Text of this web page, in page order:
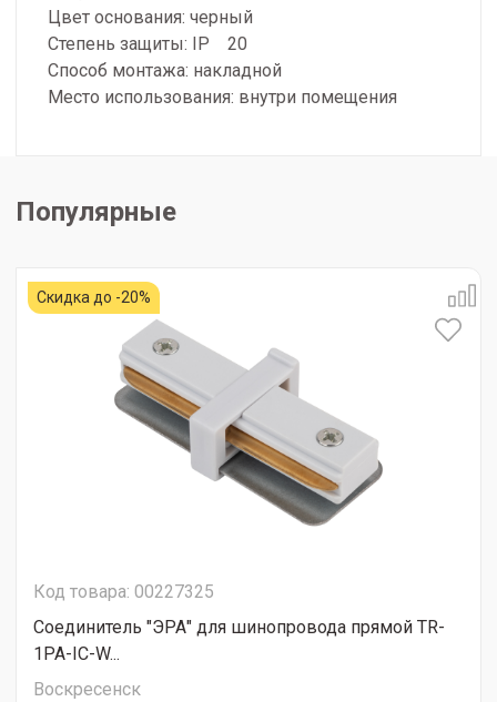
Цвет основания: черный
Степень защиты: IP 20
Способ монтажа: накладной
Место использования: внутри помещения
Популярные
Скидка до -20%
Код товара: 00227325
Соединитель "ЭРА" для шинопровода прямой TR-
1PA-IC-W...
Воскресенск